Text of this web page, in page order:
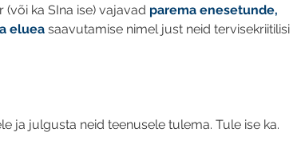
ka SIna ise) vajavad parema enesetunde,
eluea saavutamise nimel just neid tervisekriitilisi
ja julgusta neid teenusele tulema. Tule ise ka.